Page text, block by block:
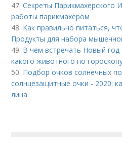
47.Секреты Парикмахерского
работы парикмахером
48. Как правильно питаться,
Продукты для набора
49. В чем встречать Новый год
какого животного по
50. Подбор очков солнечных
солнцезащитные очки - 2020:
лица